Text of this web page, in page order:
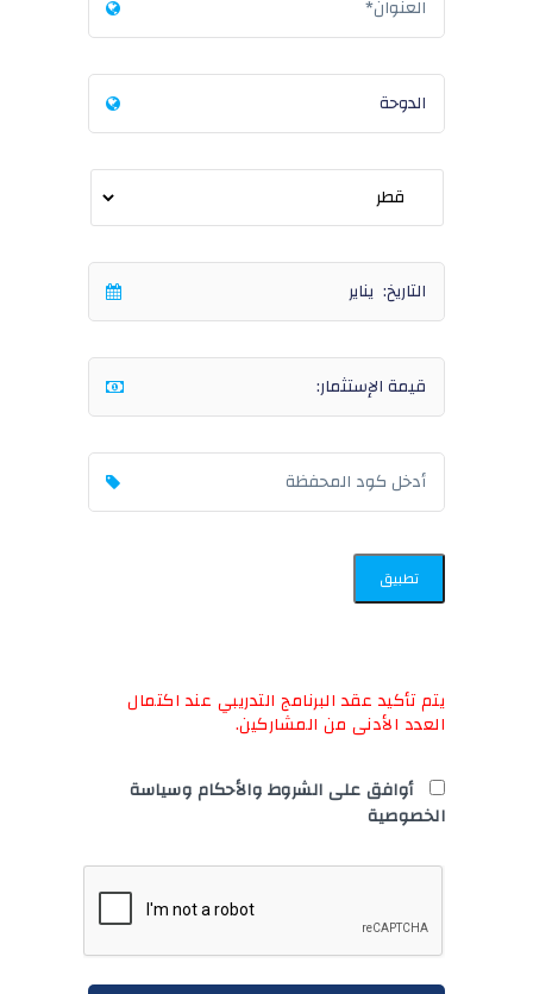
تطبيق
يتم تأكيد عقد البرنامج التدريبي عند اكتمال
العدد الأدنى من المشاركين.
أوافق على الشروط والأحكام وسياسة
الخصوصية